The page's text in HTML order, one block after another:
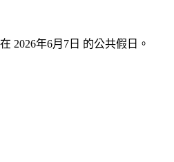
2026年6月7日 的公共假日。